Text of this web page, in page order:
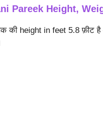
Pareek Height,
की height in feet 5.8